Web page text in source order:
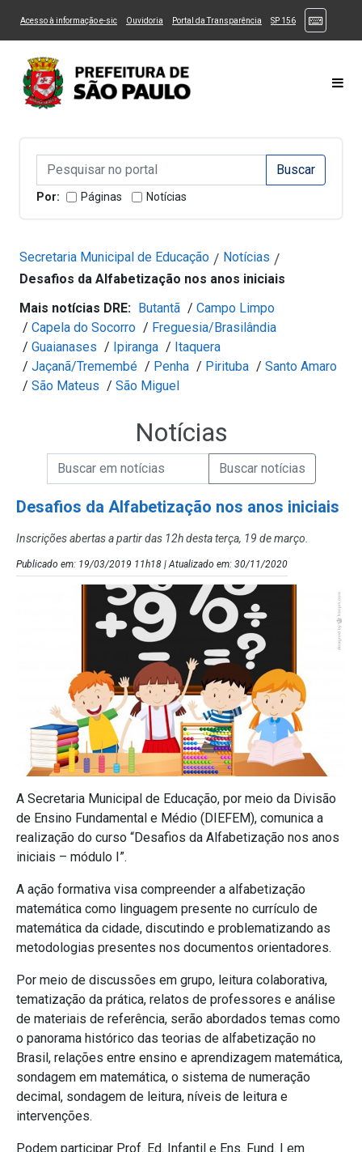
Ir ao Conteúdo Ir para menu principal Ir para busca 3
Alternar Alto Contraste
Acesso à informação e-sic(Link para um novo sítio)
Ouvidoria (Link para um novo sítio)
Portal da Transparência (Link para um novo sítio)
SP 156(Link para um
Campo de Busca de informações
Campo de Busca de informações Enviar a Busca
Por: Páginas Notícias
Secretaria Municipal de Educação / Notícias /
Desafios da Alfabetização nos anos iniciais
Mais notícias DRE: Butantã / Campo Limpo
/ Capela do Socorro / Freguesia/Brasilândia
/ Guaianases / Ipiranga / Itaquera
/ Jaçanã/Tremembé / Penha / Pirituba / Santo Amaro
/ São Mateus / São Miguel
Notícias
Campo de Busca de Notícias
Campo de Busca de informaçõesEnviar a Busca de Notícias
Desafios da Alfabetização nos anos iniciais
Inscrições abertas a partir das 12h desta terça, 19 de março.
Publicado em: 19/03/2019 11h18 | Atualizado em: 30/11/2020
A Secretaria Municipal de Educação, por meio da Divisão
de Ensino Fundamental e Médio (DIEFEM), comunica a
realização do curso “Desafios da Alfabetização nos anos
iniciais – módulo I”.
A ação formativa visa compreender a alfabetização
matemática como linguagem presente no currículo de
matemática da cidade, discutindo e problematizando as
metodologias presentes nos documentos orientadores.
Por meio de discussões em grupo, leitura colaborativa,
tematização da prática, relatos de professores e análise
de materiais de referência, serão abordados temas como
o panorama histórico das teorias de alfabetização no
Brasil, relações entre ensino e aprendizagem matemática,
sondagem em matemática, o sistema de numeração
decimal, sondagem de leitura, níveis de leitura e
intervenções.
Podem participar Prof. Ed. Infantil e Ens. Fund. I em